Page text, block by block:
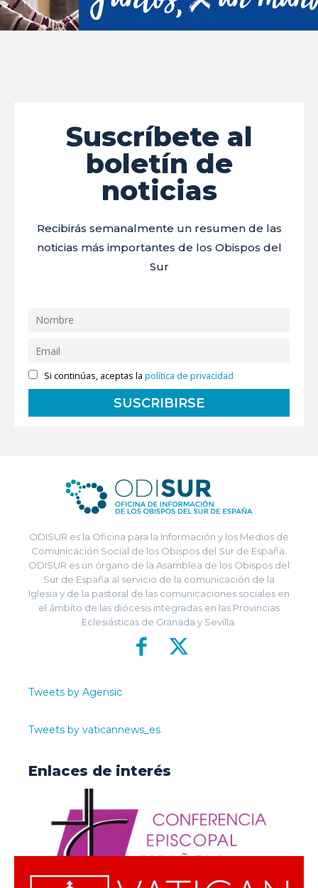
Suscríbete al
boletín de
noticias
Recibirás semanalmente un resumen de las
noticias más importantes de los Obispos del
Sur
Si continúas, aceptas lapolítica de privacidad
ODISUR es la Oficina para la Información y los Medios de
Comunicación Social de los Obispos del Sur de España.
ODISUR es un órgano de la Asamblea de los Obispos del
Sur de España al servicio de la comunicación de la
Iglesia y de la pastoral de las comunicaciones sociales en
el ámbito de las diócesis integradas en las Provincias
Eclesiásticas de Granada y Sevilla.
Tweets by Agensic
Tweets by vaticannews_es
Enlaces de interés